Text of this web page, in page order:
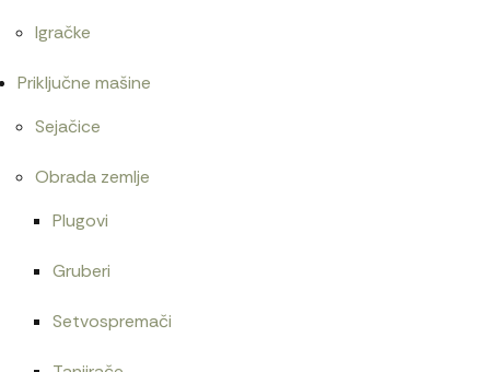
Igračke
Priključne mašine
Sejačice
Obrada zemlje
Plugovi
Gruberi
Setvospremači